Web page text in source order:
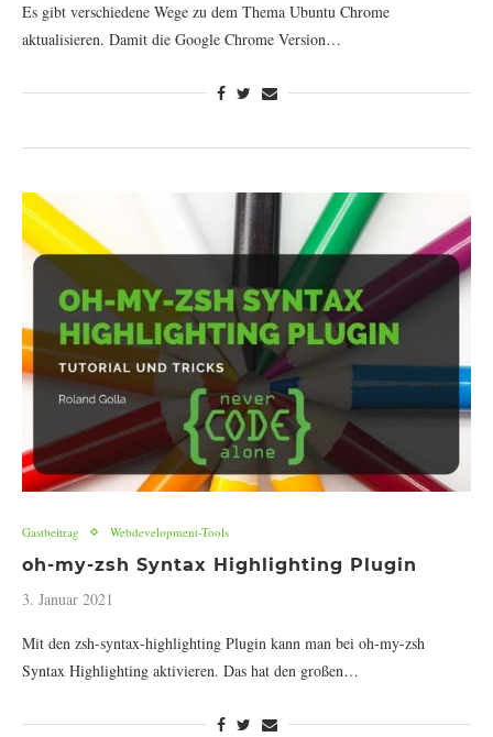
Es gibt verschiedene Wege zu dem Thema Ubuntu Chrome
aktualisieren. Damit die Google Chrome Version…
Gastbeitrag Webdevelopment-Tools
oh-my-zsh Syntax Highlighting Plugin
3. Januar 2021
Mit den zsh-syntax-highlighting Plugin kann man bei oh-my-zsh
Syntax Highlighting aktivieren. Das hat den großen…